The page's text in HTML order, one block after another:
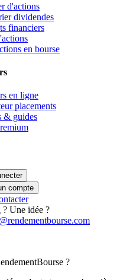
d'actions
dividendes
financiers
en bourse
en ligne
placements
& guides
compte
Une idée ?
?